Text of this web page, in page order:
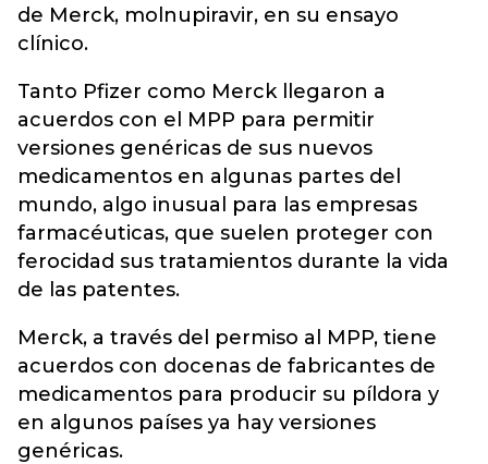
de Merck, molnupiravir, en su ensayo
clínico.
Tanto Pfizer como Merck llegaron a
acuerdos con el MPP para permitir
versiones genéricas de sus nuevos
medicamentos en algunas partes del
mundo, algo inusual para las empresas
farmacéuticas, que suelen proteger con
ferocidad sus tratamientos durante la vida
de las patentes.
Merck, a través del permiso al MPP, tiene
acuerdos con docenas de fabricantes de
medicamentos para producir su píldora y
en algunos países ya hay versiones
genéricas.